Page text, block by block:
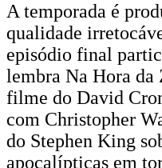
A temporada é
qualidade
episódio final
lembra Na Hora da
filme do David
com Christopher
do Stephen King
apocalípticas em